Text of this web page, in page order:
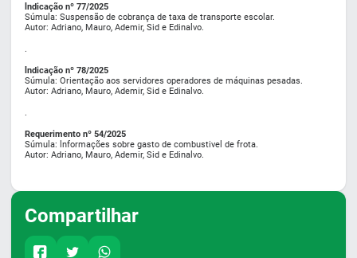
lndicação nº 77/2025
Súmula: Suspensão de cobrança de taxa de transporte escolar.
Autor: Adriano, Mauro, Ademir, Sid e Edinalvo.
.
lndicação nº 78/2025
Súmula: Orientação aos servidores operadores de máquinas pesadas.
Autor: Adriano, Mauro, Ademir, Sid e Edinalvo.
.
Requerimento nº 54/2025
Súmula: lnformações sobre gasto de combustivel de frota.
Autor: Adriano, Mauro, Ademir, Sid e Edinalvo.
Compartilhar